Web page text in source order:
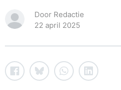
Door Redactie
22 april 2025